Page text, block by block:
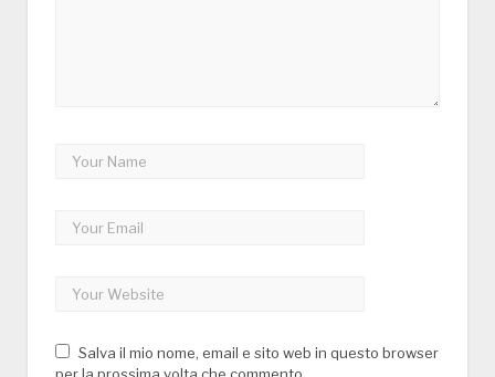
Salva il mio nome, email e sito web in questo browser
per la prossima volta che commento.